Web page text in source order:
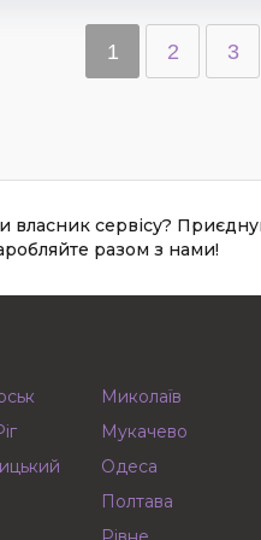
1 2 3
власник сервісу?
разом з нами!
Миколаїв
Мукачево
Одеса
Полтава